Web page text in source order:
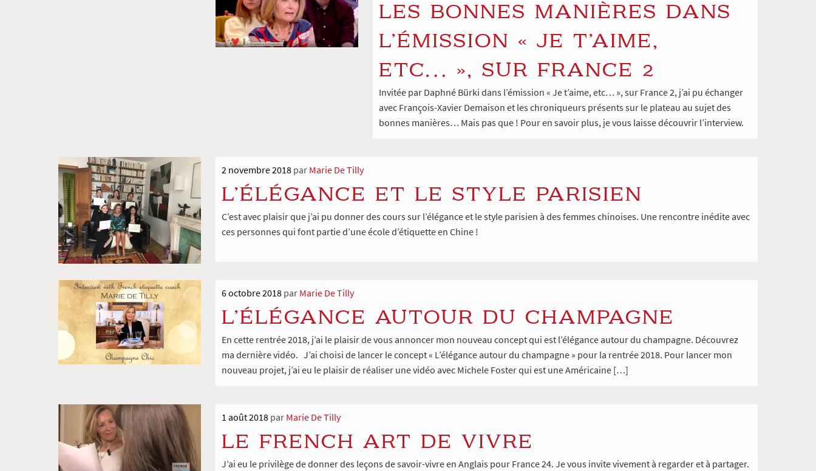
LES BONNES MANIÈRES DANS
L’ÉMISSION « JE T’AIME,
ETC… », SUR FRANCE 2
Invitée par Daphné Bürki dans l’émission « Je t’aime, etc… », sur France 2, j’ai pu échanger
avec François-Xavier Demaison et les chroniqueurs présents sur le plateau au sujet des
bonnes manières… Mais pas que ! Pour en savoir plus, je vous laisse découvrir l’interview.
2 novembre 2018parMarie De Tilly
L’ÉLÉGANCE ET LE STYLE PARISIEN
C’est avec plaisir que j’ai pu donner des cours sur l’élégance et le style parisien à des femmes chinoises. Une rencontre inédite avec
ces personnes qui font partie d’une école d’étiquette en Chine !
6 octobre 2018parMarie De Tilly
L’ÉLÉGANCE AUTOUR DU CHAMPAGNE
En cette rentrée 2018, j’ai le plaisir de vous annoncer mon nouveau concept qui est l’élégance autour du champagne. Découvrez
ma dernière vidéo. J’ai choisi de lancer le concept « L’élégance autour du champagne » pour la rentrée 2018. Pour lancer mon
nouveau projet, j’ai eu le plaisir de réaliser une vidéo avec Michele Foster qui est une Américaine […]
1 août 2018parMarie De Tilly
LE FRENCH ART DE VIVRE
J’ai eu le privilège de donner des leçons de savoir-vivre en Anglais pour France 24. Je vous invite vivement à regarder et à partager.